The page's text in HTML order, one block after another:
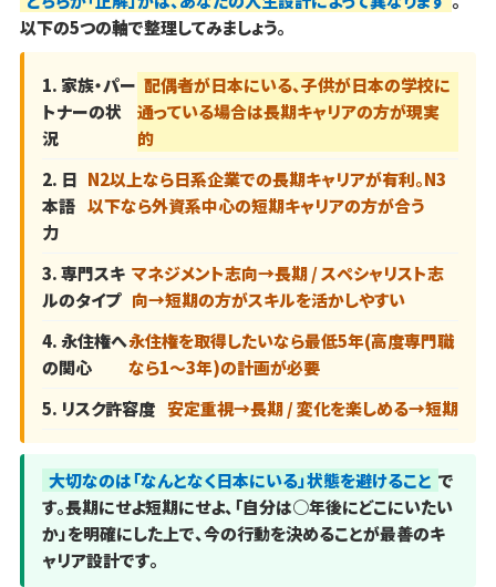
以下の5つの軸で整理してみましょう。
1. 家族・パー
トナーの状
況
配偶者が日本にいる、子供が日本の学校に
通っている場合は長期キャリアの方が現実
的
2. 日
本語
力
N2以上なら日系企業での長期キャリアが有利。N3
以下なら外資系中心の短期キャリアの方が合う
3. 専門スキ
ルのタイプ
マネジメント志向→長期 / スペシャリスト志
向→短期の方がスキルを活かしやすい
4. 永住権へ
の関心
永住権を取得したいなら最低5年(高度専門職
なら1～3年)の計画が必要
5. リスク許容度 安定重視→長期 / 変化を楽しめる→短期
大切なのは「なんとなく日本にいる」状態を避けること で
す。長期にせよ短期にせよ、「自分は○年後にどこにいたい
か」を明確にした上で、今の行動を決めることが最善のキ
ャリア設計です。